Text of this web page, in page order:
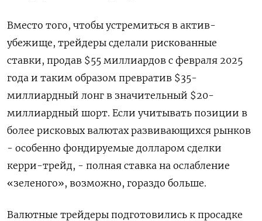
Вместо того, чтобы устремиться в актив-
убежище, трейдеры сделали рискованные
ставки, продав $55 миллиардов с февраля 2025
года и ​таким образом превратив $35-
миллиардный ​лонг в значительный $20-
миллиардный шорт. ​Если учитывать ⁠позиции в
более рисковых валютах развивающихся рынков
- особенно фондируемые долларом сделки
‌керри-трейд, - полная ставка на ослабление
«‌зеленого», возможно, гораздо больше.
Валютные трейдеры подготовились к просадке